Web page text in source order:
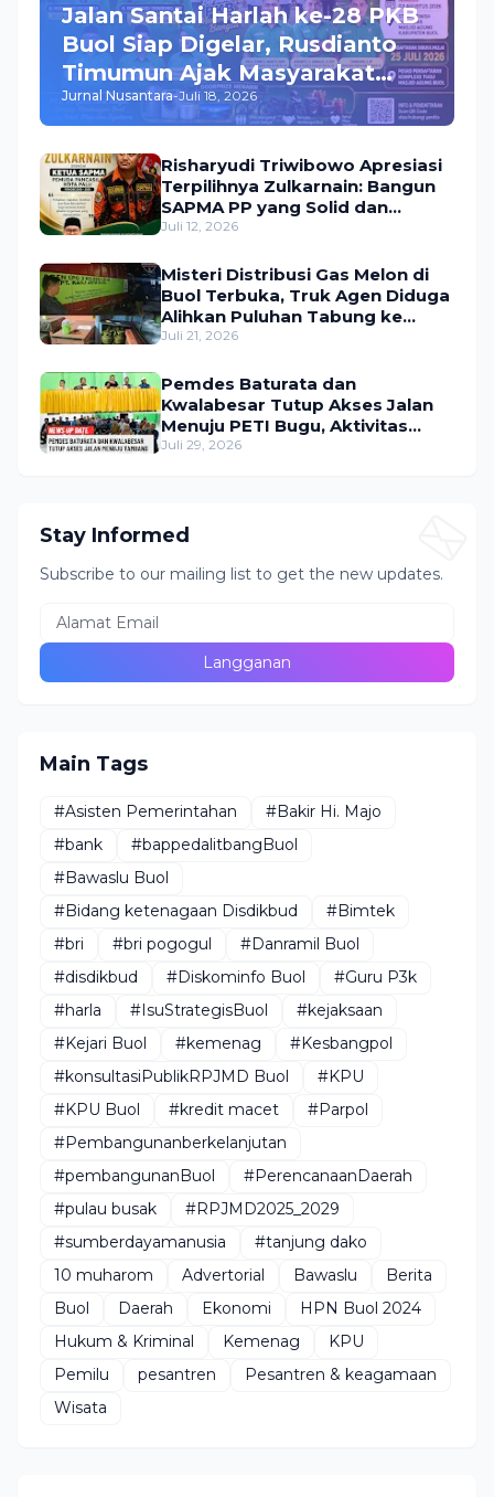
Jalan Santai Harlah ke-28 PKB
Buol Siap Digelar, Rusdianto
Timumun Ajak Masyarakat
Meriahkan Acara, Hadiah
Utama Umroh Menanti Peserta
Jurnal Nusantara-Juli 18, 2026
Risharyudi Triwibowo Apresiasi
Terpilihnya Zulkarnain: Bangun
SAPMA PP yang Solid dan
Bermanfaat bagi Masyarakat
Juli 12, 2026
Misteri Distribusi Gas Melon di
Buol Terbuka, Truk Agen Diduga
Alihkan Puluhan Tabung ke
Lokasi Tak Resmi
Juli 21, 2026
Pemdes Baturata dan
Kwalabesar Tutup Akses Jalan
Menuju PETI Bugu, Aktivitas
Tambang Diduga Masih
Juli 29, 2026
Stay Informed
Subscribe to our mailing list to get the new updates.
Main Tags
#Asisten Pemerintahan
#Bakir Hi. Majo
#bank
#bappedalitbangBuol
#Bawaslu Buol
#Bidang ketenagaan Disdikbud
#Bimtek
#bri
#bri pogogul
#Danramil Buol
#disdikbud
#Diskominfo Buol
#Guru P3k
#harla
#IsuStrategisBuol
#kejaksaan
#Kejari Buol
#kemenag
#Kesbangpol
#konsultasiPublikRPJMD Buol
#KPU
#KPU Buol
#kredit macet
#Parpol
#Pembangunanberkelanjutan
#pembangunanBuol
#PerencanaanDaerah
#pulau busak
#RPJMD2025_2029
#sumberdayamanusia
#tanjung dako
10 muharom
Advertorial Bawaslu
Berita
Buol
Daerah Ekonomi
HPN Buol 2024
Hukum & Kriminal
Kemenag
KPU
Pemilu
pesantren
Pesantren & keagamaan
Wisata